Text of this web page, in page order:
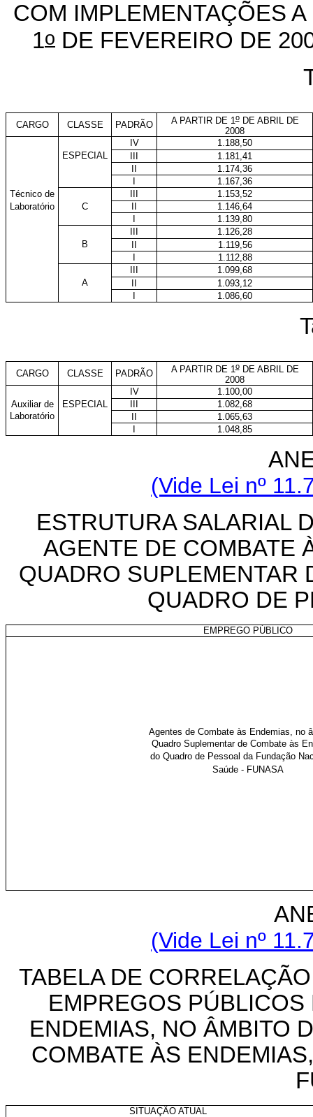
COM IMPLEMENTAÇÕES
1o DE FEVEREIRO DE
CARGO CLASSE PADRÃO A PARTIR DE 1oDE ABRIL DE
2008
IV
1.188,50
ESPECIAL
III
1.181,41
II
1.174,36
I
1.167,36
Técnico de
III
1.153,52
Laboratório
C II
1.146,64
I
1.139,80
III
1.126,28
B
II
1.119,56
I
1.112,88
III
1.099,68
A
II
1.093,12
I
1.086,60
CARGO CLASSE PADRÃO A PARTIR DE 1oDE ABRIL DE
2008
IV
1.100,00
Auxiliar de
ESPECIAL III
1.082,68
Laboratório
II
1.065,63
I
1.048,85
(Vide Lei nº
ESTRUTURA SALARIAL
AGENTE DE COMBATE
QUADRO SUPLEMENTAR
QUADRO DE
EMPREGO PÚBLICO
Agentes de Combate às Endemias, no
Quadro Suplementar de Combate às
do Quadro de Pessoal da Fundação
Saúde - FUNASA
(Vide Lei nº
TABELA DE
EMPREGOS
ENDEMIAS, NO ÂMBITO
COMBATE ÀS
SITUAÇÃO ATUAL